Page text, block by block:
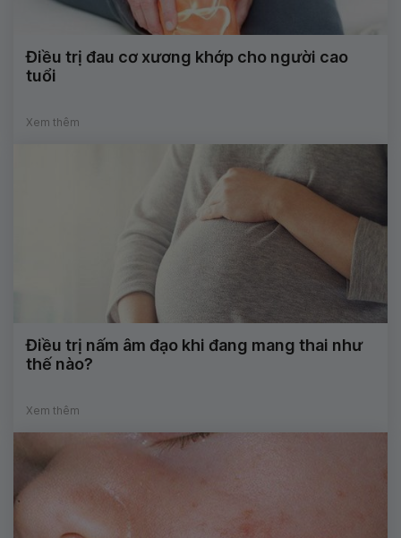
Điều trị đau cơ xương khớp cho người cao
tuổi
Xem thêm
Điều trị nấm âm đạo khi đang mang thai như
thế nào?
Xem thêm